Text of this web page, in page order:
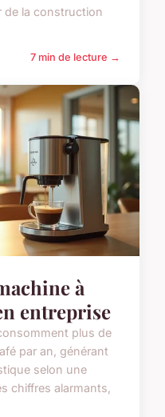
de la construction
7 min de lecture →
à
entreprise
plus de
par an, générant
selon une
chiffres alarmants,